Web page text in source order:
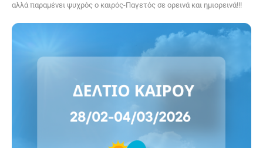
αλλά παραμένει ψυχρός ο καιρός-Παγετός σε ορεινά και ημιορεινά!!!